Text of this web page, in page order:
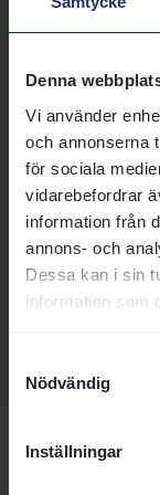
Denna
Vi använder
och annonserna
för sociala
vidarebefordrar
information från
annons- och
Dessa kan i sin
information som
Nödvändig
Inställningar
Allt